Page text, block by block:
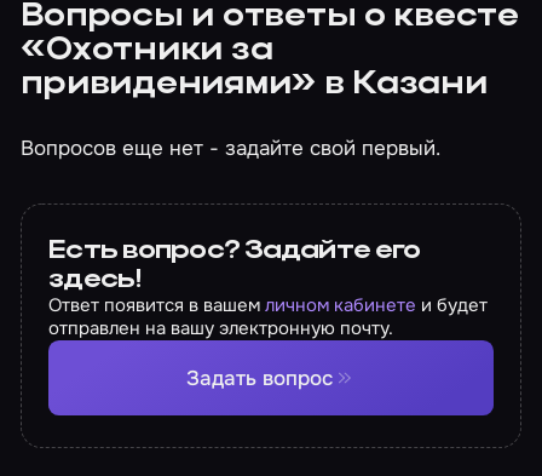
Вопросы и ответы о квесте
«Охотники за
привидениями» в Казани
Вопросов еще нет - задайте свой первый.
Есть вопрос? Задайте его
здесь!
Ответ появится в вашемличном кабинете и будет
отправлен на вашу электронную почту.
Задать вопрос